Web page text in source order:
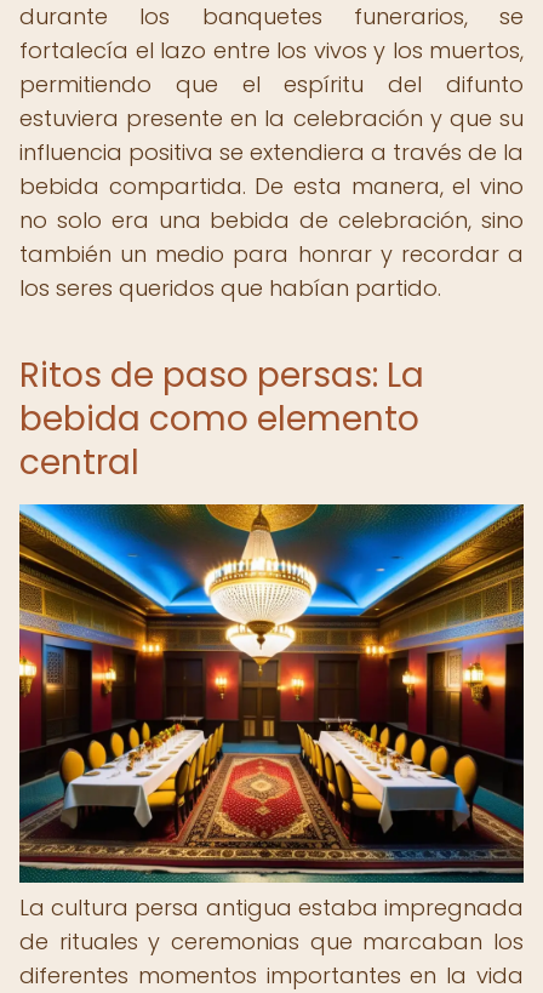
durante los banquetes funerarios, se
fortalecía el lazo entre los vivos y los muertos,
permitiendo que el espíritu del difunto
estuviera presente en la celebración y que su
influencia positiva se extendiera a través de la
bebida compartida. De esta manera, el vino
no solo era una bebida de celebración, sino
también un medio para honrar y recordar a
los seres queridos que habían partido.
Ritos de paso persas: La
bebida como elemento
central
La cultura persa antigua estaba impregnada
de rituales y ceremonias que marcaban los
diferentes momentos importantes en la vida